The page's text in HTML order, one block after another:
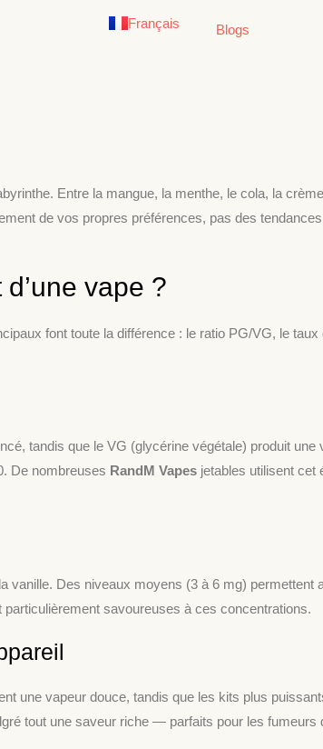
Français
German
Blogs
Entre la mangue, la menthe, le cola, la
de vos propres préférences, pas des
vape ?
font toute la différence : le ratio PG/VG, le taux
tandis que le VG (glycérine végétale) produit une
De nombreuses RandM Vapes jetables utilisent cet
Des niveaux moyens (3 à 6 mg) permettent
particulièrement savoureuses à ces concentrations.
une vapeur douce, tandis que les kits plus
tout une saveur riche — parfaits pour les fumeurs